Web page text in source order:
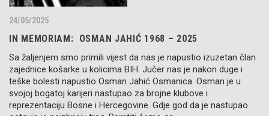
24/05/2025
IN MEMORIAM: OSMAN JAHIĆ 1968 – 2025
Sa žaljenjem smo primili vijest da nas je napustio izuzetan član
zajednice košarke u kolicima BIH. Jučer nas je nakon duge i
teške bolesti napustio Osman Jahić Osmanica. Osman je u
svojoj bogatoj karijeri nastupao za brojne klubove i
reprezentaciju Bosne i Hercegovine. Gdje god da je nastupao